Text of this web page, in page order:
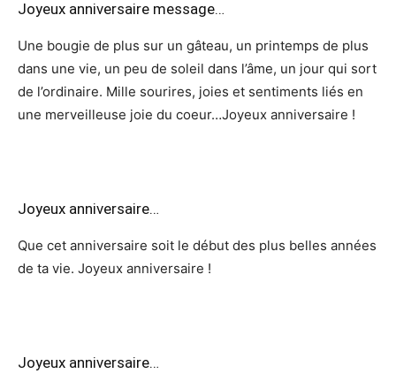
Joyeux anniversaire message…
Une bougie de plus sur un gâteau, un printemps de plus
dans une vie, un peu de soleil dans l’âme, un jour qui sort
de l’ordinaire. Mille sourires, joies et sentiments liés en
une merveilleuse joie du coeur…Joyeux anniversaire !
Joyeux anniversaire…
Que cet anniversaire soit le début des plus belles années
de ta vie. Joyeux anniversaire !
Joyeux anniversaire…